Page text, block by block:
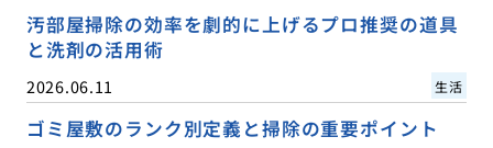
汚部屋掃除の効率を劇的に上げるプロ推奨の道具
と洗剤の活用術
2026.06.11 生活
ゴミ屋敷のランク別定義と掃除の重要ポイント